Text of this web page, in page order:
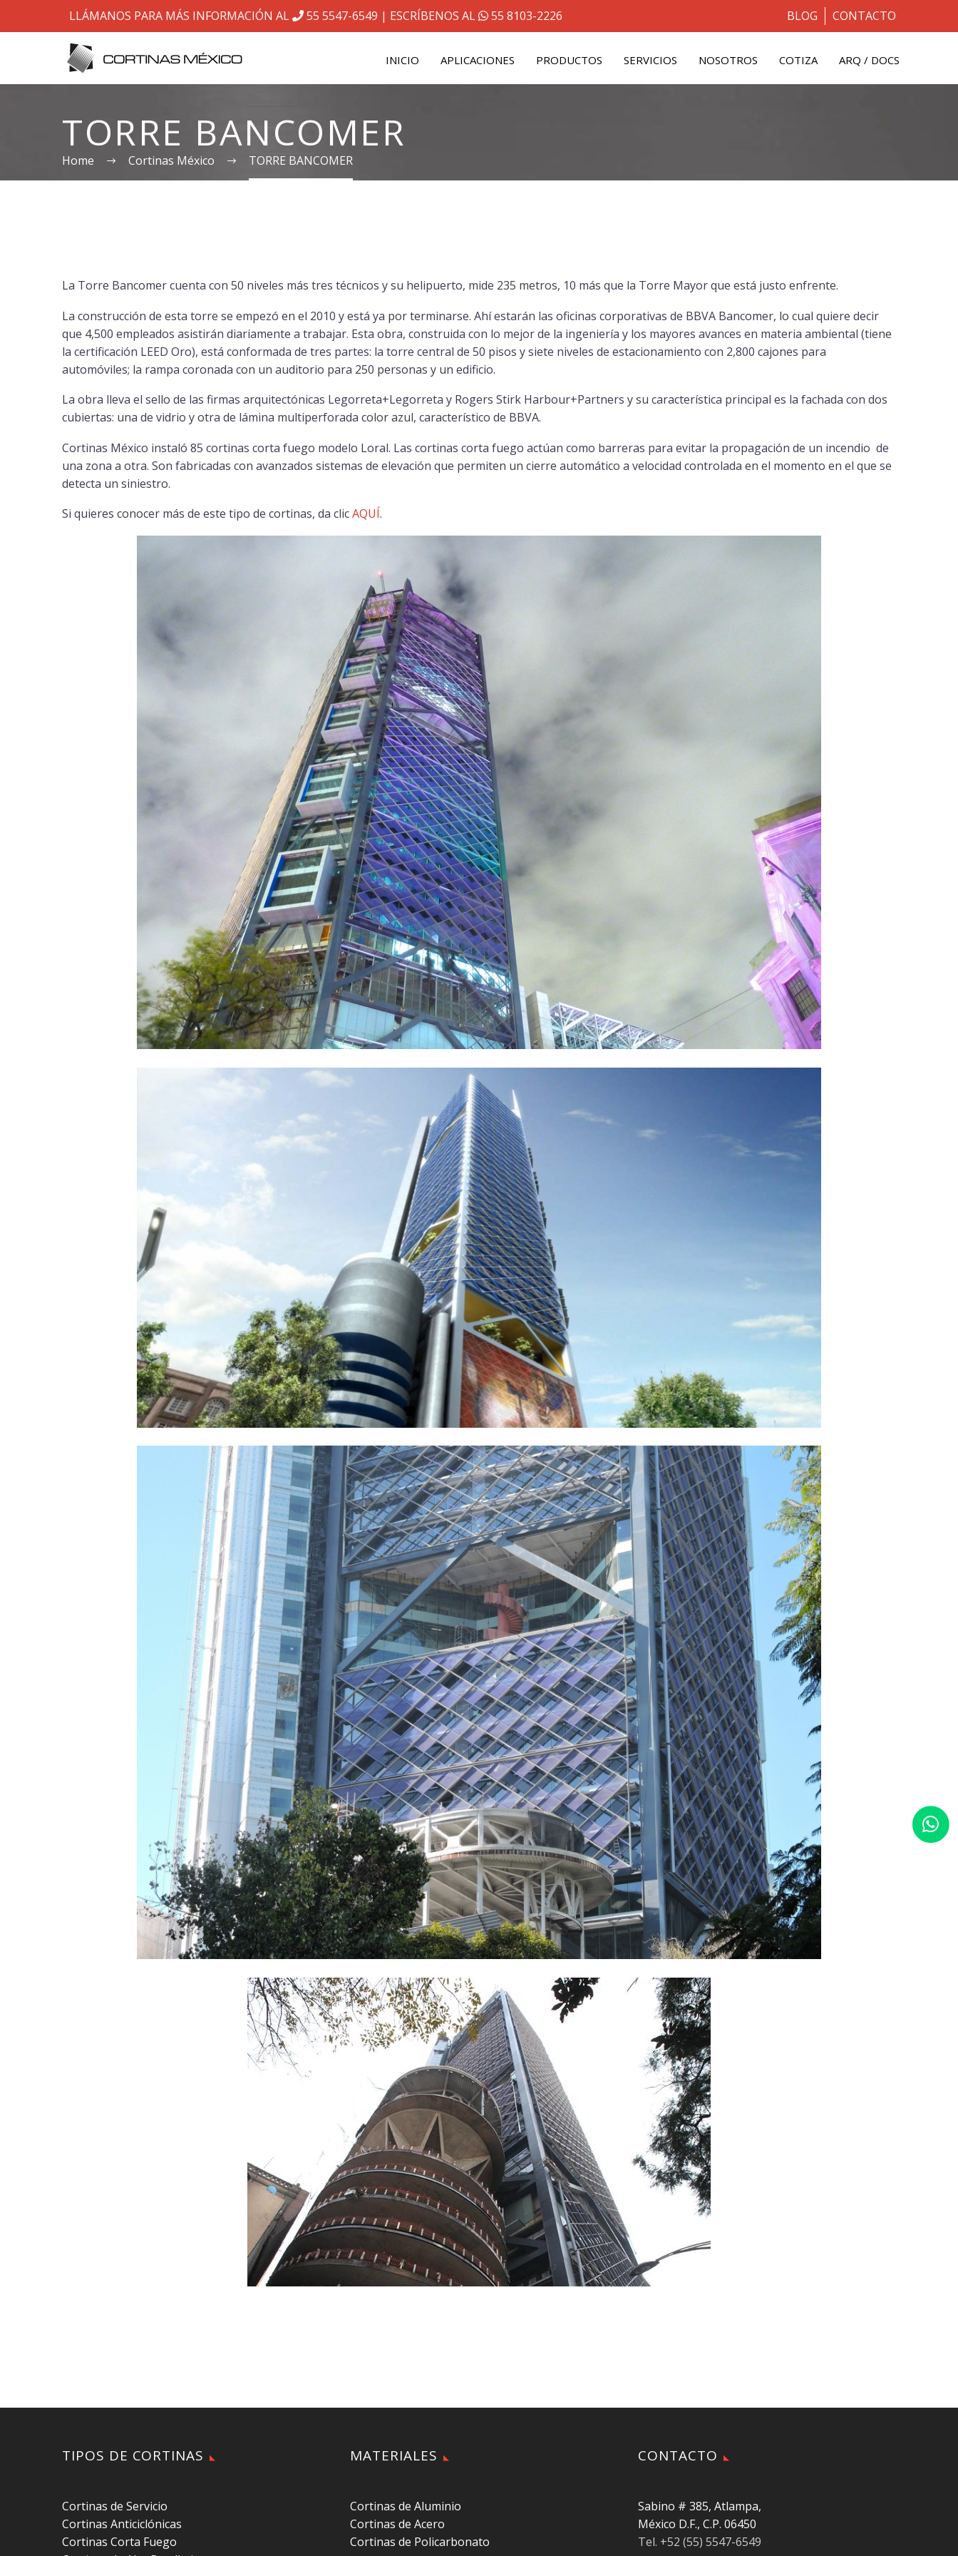
LLÁMANOS PARA MÁS INFORMACIÓN AL 55 5547-6549 | ESCRÍBENOS AL 55 8103-2226 BLOG CONTACTO
INICIO APLICACIONES PRODUCTOS SERVICIOS NOSOTROS COTIZA ARQ / DOCS
TORRE BANCOMER
Home Cortinas México TORRE BANCOMER
La Torre Bancomer cuenta con 50 niveles más tres técnicos y su helipuerto, mide 235 metros, 10 más que la Torre Mayor que está justo enfrente.
La construcción de esta torre se empezó en el 2010 y está ya por terminarse. Ahí estarán las oficinas corporativas de BBVA Bancomer, lo cual quiere decir
que 4,500 empleados asistirán diariamente a trabajar. Esta obra, construida con lo mejor de la ingeniería y los mayores avances en materia ambiental (tiene
la certificación LEED Oro), está conformada de tres partes: la torre central de 50 pisos y siete niveles de estacionamiento con 2,800 cajones para
automóviles; la rampa coronada con un auditorio para 250 personas y un edificio.
La obra lleva el sello de las firmas arquitectónicas Legorreta+Legorreta y Rogers Stirk Harbour+Partners y su característica principal es la fachada con dos
cubiertas: una de vidrio y otra de lámina multiperforada color azul, característico de BBVA.
Cortinas México instaló 85 cortinas corta fuego modelo Loral. Las cortinas corta fuego actúan como barreras para evitar la propagación de un incendio de
una zona a otra. Son fabricadas con avanzados sistemas de elevación que permiten un cierre automático a velocidad controlada en el momento en el que se
detecta un siniestro.
Si quieres conocer más de este tipo de cortinas, da clicAQUÍ.
TIPOS DE CORTINAS
Cortinas de Servicio
Cortinas Anticiclónicas
Cortinas Corta Fuego
MATERIALES
Cortinas de Aluminio
Cortinas de Acero
Cortinas de Policarbonato
CONTACTO
Sabino # 385, Atlampa,
México D.F., C.P. 06450
Tel. +52 (55) 5547-6549